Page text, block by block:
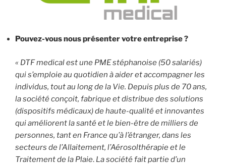
Pouvez-vous nous présenter votre entreprise ?
« DTF medical est une PME stéphanoise (50 salariés)
qui s’emploie au quotidien à aider et accompagner les
individus, tout au long de la Vie. Depuis plus de 70 ans,
la société conçoit, fabrique et distribue des solutions
(dispositifs médicaux) de haute-qualité et innovantes
qui améliorent la santé et le bien-être de milliers de
personnes, tant en France qu’à l’étranger, dans les
secteurs de l’Allaitement, l’Aérosolthérapie et le
Traitement de la Plaie. La société fait partie d’un